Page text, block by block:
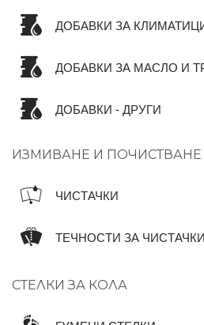
ДОБАВКИ ЗА
ДОБАВКИ ЗА МАСЛО И
ДОБАВКИ - ДРУГИ
ИЗМИВАНЕ И ПОЧИСТВАНЕ
ЧИСТАЧКИ
ТЕЧНОСТИ ЗА ЧИСТАЧКИ
СТЕЛКИ ЗА КОЛА